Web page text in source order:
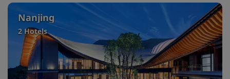
Nanjing
2 Hotels